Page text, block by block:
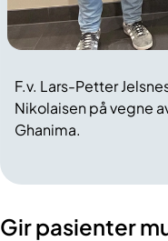
F.v. Lars-Petter
Nikolaisen på vegne
Ghanima.
Gir pasienter